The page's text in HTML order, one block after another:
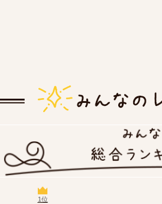
1位